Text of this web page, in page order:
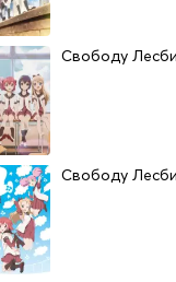
Cвободу
Cвободу